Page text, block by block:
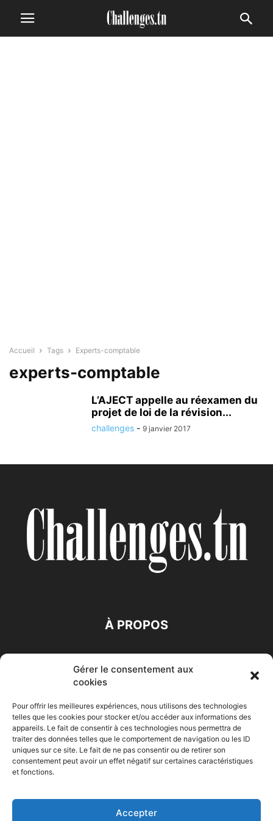
Gérer le consentement aux
cookies
Pour offrir les meilleures expériences, nous utilisons des technologies
telles que les cookies pour stocker et/ou accéder aux informations des
appareils. Le fait de consentir à ces technologies nous permettra de
traiter des données telles que le comportement de navigation ou les ID
uniques sur ce site. Le fait de ne pas consentir ou de retirer son
consentement peut avoir un effet négatif sur certaines caractéristiques
et fonctions.
Accepter
Accueil Tags Experts-comptable
experts-comptable
L’AJECT appelle au réexamen du
projet de loi de la révision...
challenges - 9 janvier 2017
À PROPOS
Accueil Economie Entreprises Entrepreneur
Maghreb